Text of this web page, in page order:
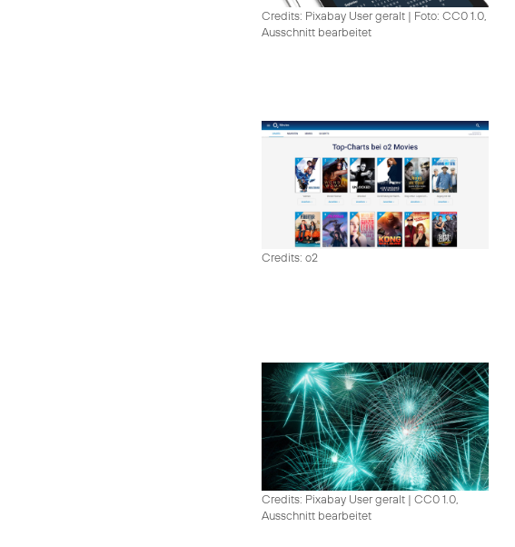
Credits: Pixabay User geralt | Foto: CC0 1.0,
Ausschnitt bearbeitet
Credits: o2
Credits: Pixabay User geralt | CC0 1.0,
Ausschnitt bearbeitet